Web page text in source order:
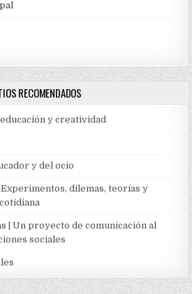
RECOMENDADOS
y creatividad
y del ocio
Experimentos, dilemas, teorías y
| Un proyecto de comunicación al
sociales